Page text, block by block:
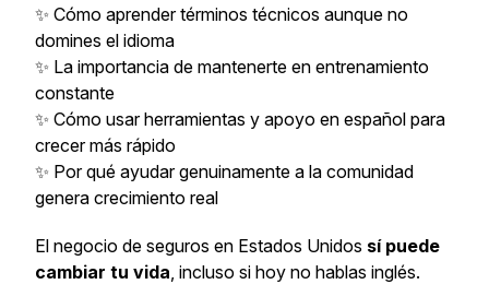
✨ Cómo aprender términos técnicos aunque no
domines el idioma
✨ La importancia de mantenerte en entrenamiento
constante
✨ Cómo usar herramientas y apoyo en español para
crecer más rápido
✨ Por qué ayudar genuinamente a la comunidad
genera crecimiento real
El negocio de seguros en Estados Unidos sí puede
cambiar tu vida, incluso si hoy no hablas inglés.